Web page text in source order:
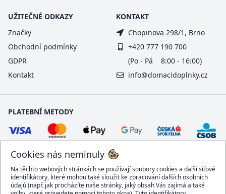
Cookies nás neminuly
Na těchto webových stránkách se používají soubory cookies a další síťové
identifikátory, které mohou také sloužit ke zpracování dalších osobních
údajů (např. jak procházíte naše stránky, jaký obsah Vás zajímá a také
UŽITEČNÉ ODKAZY
Značky
Obchodní podmínky
GDPR
Kontakt
KONTAKT
Chopinova 298/1, Brno
+420 777 190 700
(Po - Pá 8:00 - 16:00)
info@domacidoplnky.cz
PLATEBNÍ METODY